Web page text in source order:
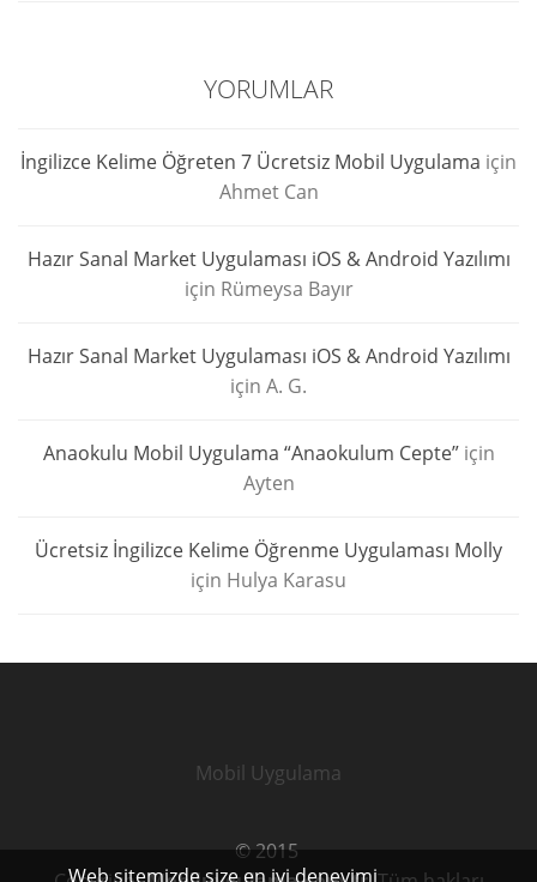
YORUMLAR
İngilizce Kelime Öğreten 7 Ücretsiz Mobil Uygulama için
Ahmet Can
Hazır Sanal Market Uygulaması iOS & Android Yazılımı
için Rümeysa Bayır
Hazır Sanal Market Uygulaması iOS & Android Yazılımı
için A. G.
Anaokulu Mobil Uygulama “Anaokulum Cepte”için
Ayten
Ücretsiz İngilizce Kelime Öğrenme Uygulaması Molly
için Hulya Karasu
Web sitemizde size en iyi deneyimi
Mobil Uygulama
© 2015